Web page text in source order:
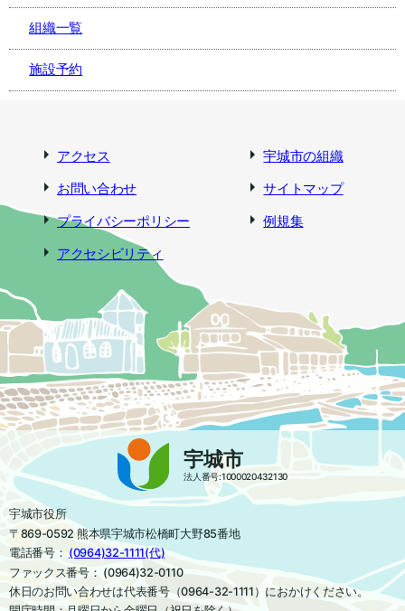
組織一覧
施設予約
アクセス
宇城市の組織
お問い合わせ
サイトマップ
プライバシーポリシー
例規集
アクセシビリティ
宇城市
法人番号:1000020432130
宇城市役所
〒869-0592 熊本県宇城市松橋町大野85番地
電話番号： (0964)32-1111(代)
ファックス番号： (0964)32-0110
休日のお問い合わせは代表番号（0964-32-1111）におかけください。